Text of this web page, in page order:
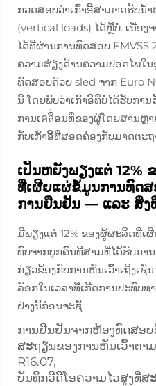
ກວດສອບວ່າເກົ້າອີ້ສາມາດຮັບນ້
(vertical loads) ໄດ້ຫຼືບໍ່. ເນື່ອ
ໄດ້ທີ່ຜ່ານການທົດສອບ FMVSS
ຄວາມສ່ຽງດ້ານຄວາມປອດໄພໃ
ທົດສອບດ້ວຍ sled ຈາກ Euro
ນີ້ ໂດຍພົບວ່າເກົ້າອີ້ທີ່ບໍ່ໄດ້ຮັບກາ
ການເคลື່ອນທີ່ຂອງຜູ້ໂດຍສານຫຼ
ກັບເກົ້າອີ້ທີ່ສອດຄ່ອງກັບມາດຕະຖ
ເປັນຫຍັງພຽງແຕ່ 12%
ທີ່ເຜີຍແຜ່ຂໍ້ມູນການທົດ
ການຢືນຢັນ — ແລະ ສິ່ງ
ມີພຽງແຕ່ 12% ຂອງຜູ້ຜະລິດທີ່
ທົບຈາກບຸກຄົນທີສາມທີ່ໄດ້ຮັບກາ
ກ່ຽວຂ້ອງກັບການຫັນເວົ້າເຖິງເຊັ່
ລັອກໃນເວລາທີ່ເກີດການປະທົບທ
ຢ່າງນີ້ກ່ອນຈະຊື້:
ການຢືນຢັນຈາກຫ້ອງທົດສອ
ສະຖຽນຂອງການຫັນເວົ້າຕາ
R16.07,
ບັນທຶກວີດີໂອຄວາມໄວສູງທີ່ສ